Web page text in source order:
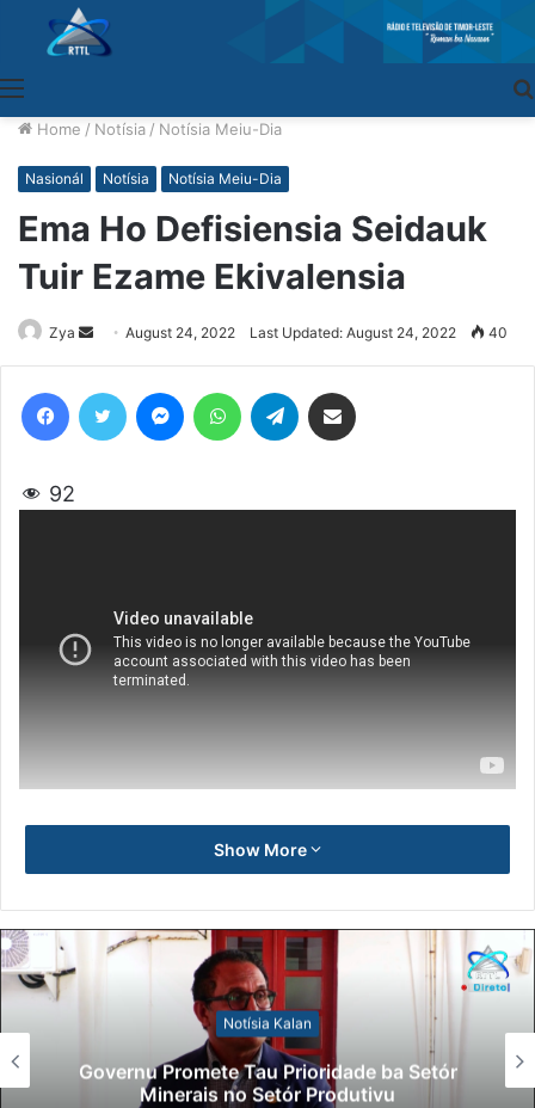
Home / Notísia / Notísia Meiu-Dia
Nasionál Notísia Notísia Meiu-Dia
Ema Ho Defisiensia Seidauk
Tuir Ezame Ekivalensia
Zya
Send
an
email
August 24, 2022 Last Updated: August 24, 2022 40
92
Show More
Notísia Kalan
Governu Promete Tau Prioridade ba Setór
Minerais no Setór Produtivu